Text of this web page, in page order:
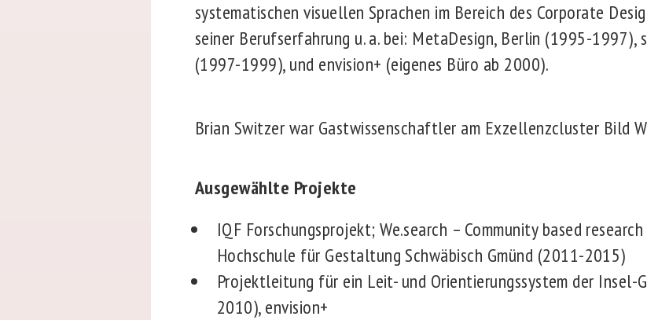
systematischen visuellen Sprachen im Bereich des Corporate
seiner Berufserfahrung u. a. bei: MetaDesign, Berlin (1995-1997),
(1997-1999), und envision+ (eigenes Büro ab 2000).
Brian Switzer war Gastwissenschaftler am Exzellenzcluster Bild
Ausgewählte Projekte
IQF Forschungsprojekt; We.search – Community based
Hochschule für Gestaltung Schwäbisch Gmünd (2011-2015)
Projektleitung für ein Leit- und Orientierungssystem der Insel-
2010), envision+